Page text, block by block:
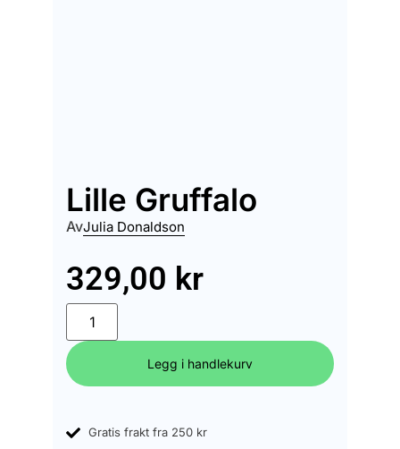
Lille Gruffalo
AvJulia Donaldson
329,00 kr
Legg i handlekurv
Gratis frakt fra 250 kr